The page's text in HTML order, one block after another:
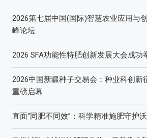
2026第七届中国(国际)智慧农业应用与
峰论坛
2026 SFA功能性特肥创新发展大会成功
2026中国新疆种子交易会：种业科创新
重磅启幕
直面“同肥不同效”：科学精准施肥守护